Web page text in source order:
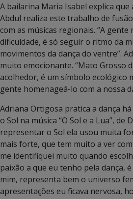
A bailarina Maria Isabel explica
Abdul realiza este trabalho de
com as músicas regionais. “A
dificuldade, é só seguir o ritmo da
movimentos da dança do ventre”.
muito emocionante. “Mato Grosso
acolhedor, é um símbolo ecológico
gente homenageá-lo com a nossa
Adriana Ortigosa pratica a dança
o Sol na música “O Sol e a Lua”, de
representar o Sol ela usou muita
mais forte, que tem muito a ver
me identifiquei muito quando
paixão a que eu tenho pela dança,
mim, representa bem o universo
apresentações eu ficava nervosa,